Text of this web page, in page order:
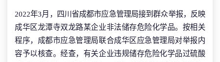
2022年3月，四川省成都市应急管理局接到群众举报，反映
成华区龙潭寺双龙路某企业非法储存危险化学品。按相关
程序，成都市应急管理局联合成华区应急管理局对举报内
容予以核查。经查，有关企业违规储存危险化学品过硫酸